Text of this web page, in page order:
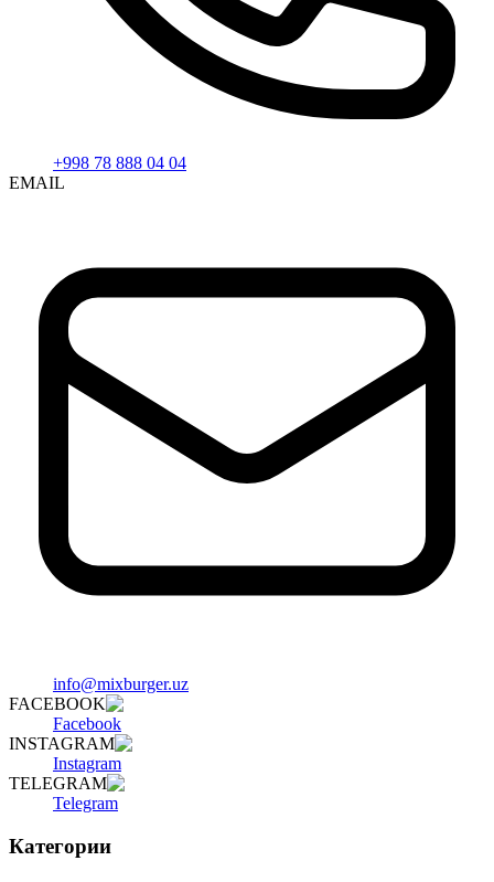
+998 78 888 04 04
EMAIL
info@mixburger.uz
FACEBOOK
Facebook
INSTAGRAM
Instagram
TELEGRAM
Telegram
Категории